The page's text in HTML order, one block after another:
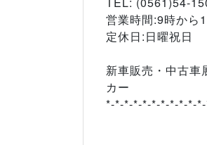
TEL: (0561)54-
営業時間:9時から
定休日:日曜祝日
新車販売・中古車
カー
*-*-*-*-*-*-*-*-*-*-